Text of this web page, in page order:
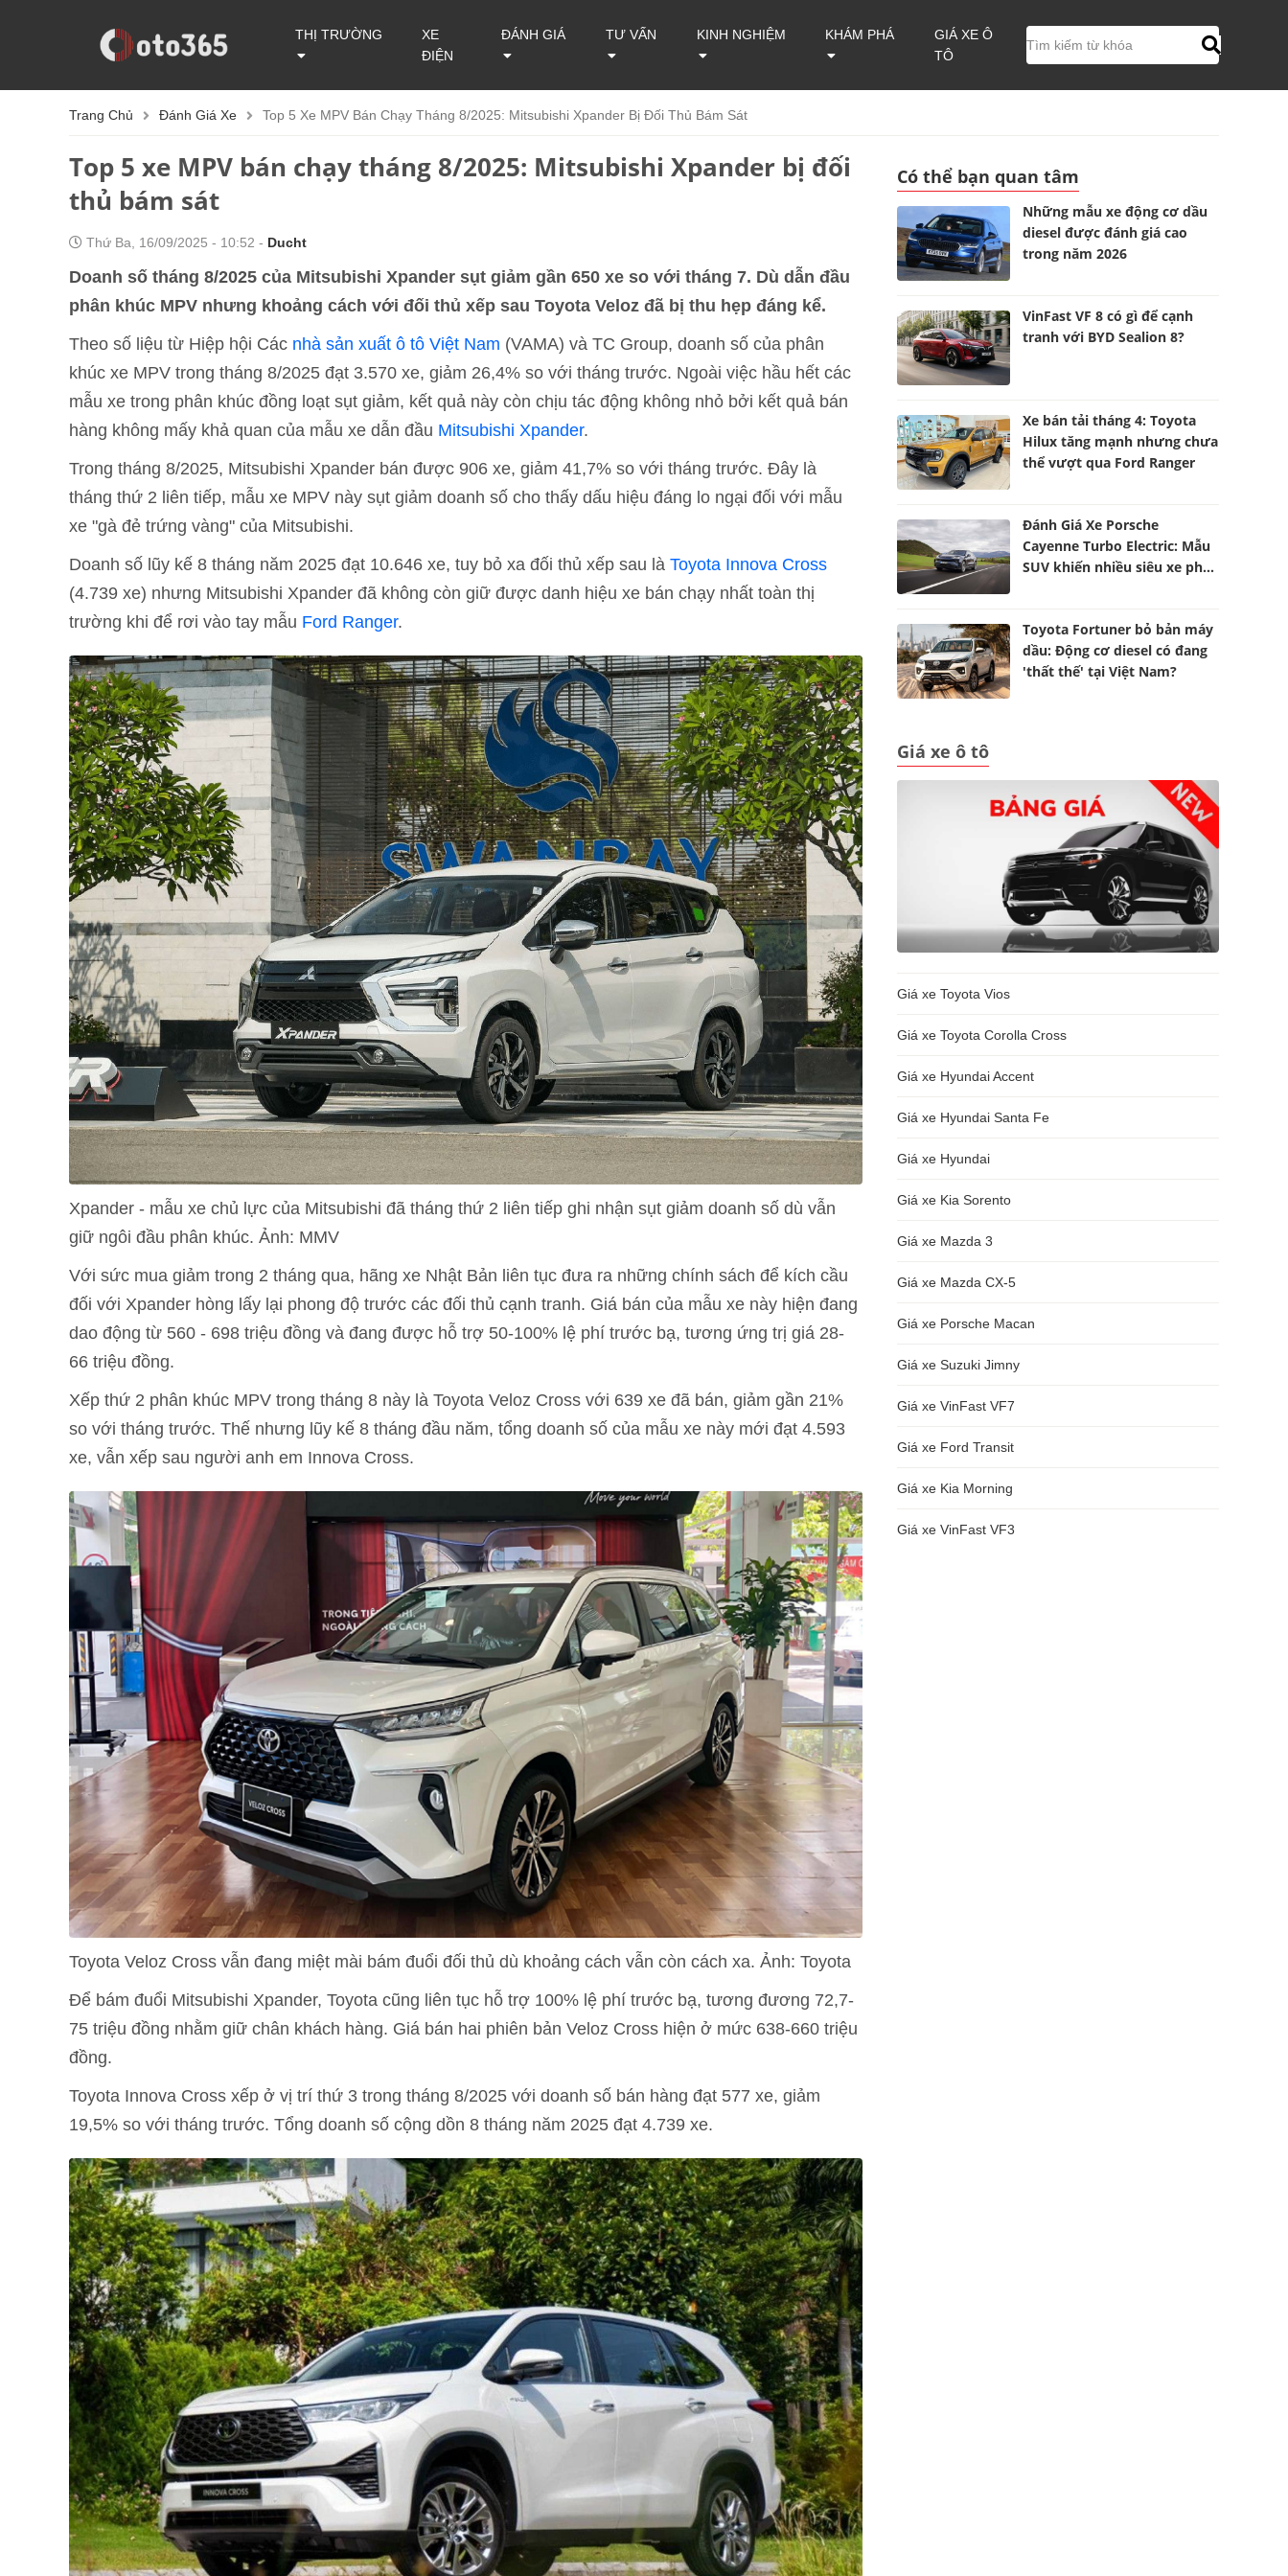
THỊ TRƯỜNG
XE
ĐIỆN
ĐÁNH GIÁ TƯ VẤN KINH NGHIỆM KHÁM PHÁ
GIÁ XE Ô
TÔ
Trang Chủ Đánh Giá Xe Top 5 Xe MPV Bán Chạy Tháng 8/2025: Mitsubishi Xpander Bị Đối Thủ Bám Sát
Top 5 xe MPV bán chạy tháng 8/2025: Mitsubishi Xpander bị đối
thủ bám sát
Thứ Ba, 16/09/2025 - 10:52 - Ducht
Doanh số tháng 8/2025 của Mitsubishi Xpander sụt giảm gần 650 xe so với tháng 7. Dù dẫn đầu
phân khúc MPV nhưng khoảng cách với đối thủ xếp sau Toyota Veloz đã bị thu hẹp đáng kể.
Theo số liệu từ Hiệp hội Các nhà sản xuất ô tô Việt Nam (VAMA) và TC Group, doanh số của phân
khúc xe MPV trong tháng 8/2025 đạt 3.570 xe, giảm 26,4% so với tháng trước. Ngoài việc hầu hết các
mẫu xe trong phân khúc đồng loạt sụt giảm, kết quả này còn chịu tác động không nhỏ bởi kết quả bán
hàng không mấy khả quan của mẫu xe dẫn đầu Mitsubishi Xpander.
Trong tháng 8/2025, Mitsubishi Xpander bán được 906 xe, giảm 41,7% so với tháng trước. Đây là
tháng thứ 2 liên tiếp, mẫu xe MPV này sụt giảm doanh số cho thấy dấu hiệu đáng lo ngại đối với mẫu
xe "gà đẻ trứng vàng" của Mitsubishi.
Doanh số lũy kế 8 tháng năm 2025 đạt 10.646 xe, tuy bỏ xa đối thủ xếp sau là Toyota Innova Cross
(4.739 xe) nhưng Mitsubishi Xpander đã không còn giữ được danh hiệu xe bán chạy nhất toàn thị
trường khi để rơi vào tay mẫu Ford Ranger.
Xpander - mẫu xe chủ lực của Mitsubishi đã tháng thứ 2 liên tiếp ghi nhận sụt giảm doanh số dù vẫn
giữ ngôi đầu phân khúc. Ảnh: MMV
Với sức mua giảm trong 2 tháng qua, hãng xe Nhật Bản liên tục đưa ra những chính sách để kích cầu
đối với Xpander hòng lấy lại phong độ trước các đối thủ cạnh tranh. Giá bán của mẫu xe này hiện đang
dao động từ 560 - 698 triệu đồng và đang được hỗ trợ 50-100% lệ phí trước bạ, tương ứng trị giá 28-
66 triệu đồng.
Xếp thứ 2 phân khúc MPV trong tháng 8 này là Toyota Veloz Cross với 639 xe đã bán, giảm gần 21%
so với tháng trước. Thế nhưng lũy kế 8 tháng đầu năm, tổng doanh số của mẫu xe này mới đạt 4.593
xe, vẫn xếp sau người anh em Innova Cross.
Toyota Veloz Cross vẫn đang miệt mài bám đuổi đối thủ dù khoảng cách vẫn còn cách xa. Ảnh: Toyota
Để bám đuổi Mitsubishi Xpander, Toyota cũng liên tục hỗ trợ 100% lệ phí trước bạ, tương đương 72,7-
75 triệu đồng nhằm giữ chân khách hàng. Giá bán hai phiên bản Veloz Cross hiện ở mức 638-660 triệu
đồng.
Toyota Innova Cross xếp ở vị trí thứ 3 trong tháng 8/2025 với doanh số bán hàng đạt 577 xe, giảm
19,5% so với tháng trước. Tổng doanh số cộng dồn 8 tháng năm 2025 đạt 4.739 xe.
Có thể bạn quan tâm
Những mẫu xe động cơ dầu
diesel được đánh giá cao
trong năm 2026
VinFast VF 8 có gì để cạnh
tranh với BYD Sealion 8?
Xe bán tải tháng 4: Toyota
Hilux tăng mạnh nhưng chưa
thể vượt qua Ford Ranger
Đánh Giá Xe Porsche
Cayenne Turbo Electric: Mẫu
SUV khiến nhiều siêu xe phải
Toyota Fortuner bỏ bản máy
dầu: Động cơ diesel có đang
'thất thế' tại Việt Nam?
Giá xe ô tô
Giá xe Toyota Vios
Giá xe Toyota Corolla Cross
Giá xe Hyundai Accent
Giá xe Hyundai Santa Fe
Giá xe Hyundai
Giá xe Kia Sorento
Giá xe Mazda 3
Giá xe Mazda CX-5
Giá xe Porsche Macan
Giá xe Suzuki Jimny
Giá xe VinFast VF7
Giá xe Ford Transit
Giá xe Kia Morning
Giá xe VinFast VF3